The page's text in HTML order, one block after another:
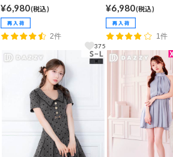
られ生地感♪ワッフルスクエ
アビジューVカットペプラム
半袖タイトミニ丈キャバドレ
ス[M~3L/4サイズ展開]
¥6,980(税込)
2件
375
以上】カシュクー
ドペプラムシアー
トミニドレス
展開]
¥6,980(税込)
1件